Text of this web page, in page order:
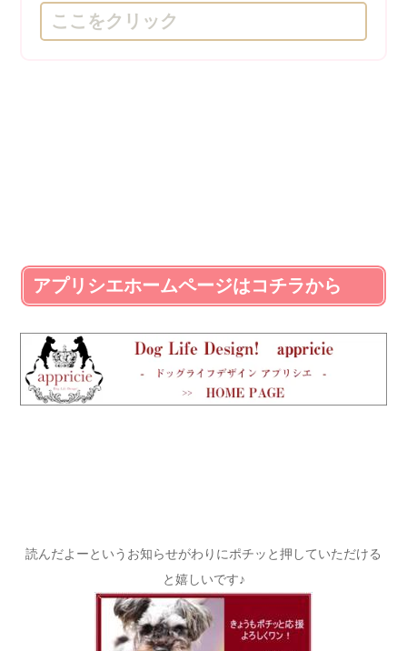
ここをクリック
アプリシエホームページはコチラから
読んだよーというお知らせがわりにポチッと押していただける
と嬉しいです♪